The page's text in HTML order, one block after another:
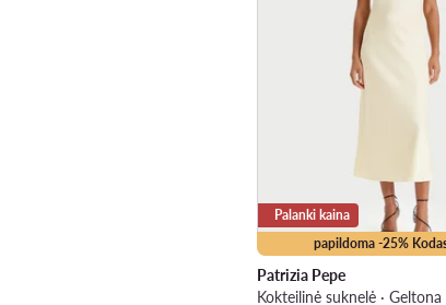
papildoma -25%
Palanki kaina
Patrizia Pepe
Kokteilinė suknelė · Geltona